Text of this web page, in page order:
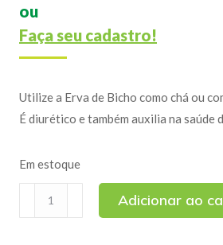
ou
Faça seu cadastro!
Utilize a Erva de Bicho como chá ou
É diurético e também auxilia na saúde
Em estoque
Adicionar ao